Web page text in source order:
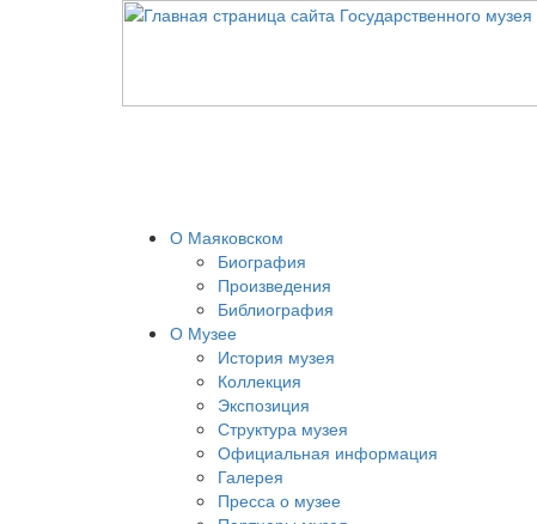
О Маяковском
Биография
Произведения
Библиография
О Музее
История музея
Коллекция
Экспозиция
Структура музея
Официальная информация
Галерея
Пресса о музее